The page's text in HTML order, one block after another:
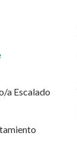
a Escalado